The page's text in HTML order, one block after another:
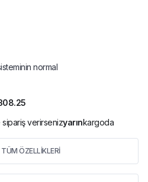
normal
sipariş verirsenizyarınkargoda
ÖZELLİKLERİ